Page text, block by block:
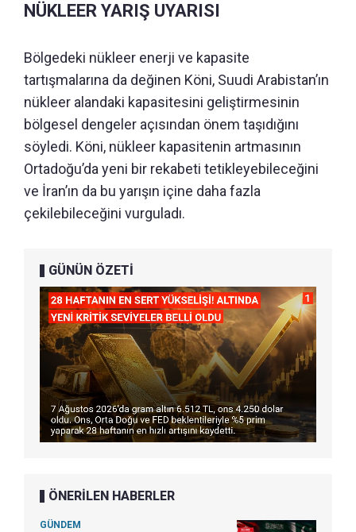
NÜKLEER YARIŞ UYARISI
Bölgedeki nükleer enerji ve kapasite
tartışmalarına da değinen Köni, Suudi Arabistan’ın
nükleer alandaki kapasitesini geliştirmesinin
bölgesel dengeler açısından önem taşıdığını
söyledi. Köni, nükleer kapasitenin artmasının
Ortadoğu’da yeni bir rekabeti tetikleyebileceğini
ve İran’ın da bu yarışın içine daha fazla
çekilebileceğini vurguladı.
GÜNÜN ÖZETİ
ÖNERİLEN HABERLER
GÜNDEM